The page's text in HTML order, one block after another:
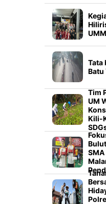
UMM
Tata
Batu
Tim
UM
Kili-
SMA